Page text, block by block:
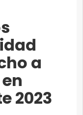
a
2023